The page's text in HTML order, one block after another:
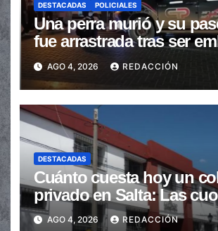
DESTACADAS POLICIALES
Una perra murió y su
fue arrastrada tras ser
en la senda peatonal
AGO 4, 2026 REDACCIÓN
DESTACADAS
Cuánto cuesta hoy un
privado en Salta: Las
de $110.000 a más de
AGO 4, 2026 REDACCIÓN